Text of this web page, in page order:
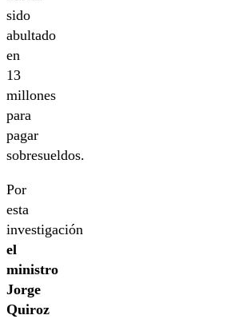
sido
abultado
en
13
millones
para
pagar
sobresueldos.
Por
esta
investigación
el
ministro
Jorge
Quiroz